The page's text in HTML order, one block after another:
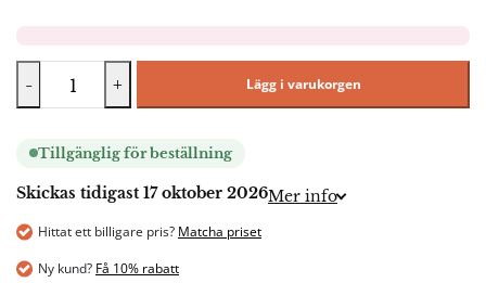
- + Lägg i varukorgen
Tillgänglig för beställning
Skickas tidigast 17 oktober 2026Mer info
Hittat ett billigare pris? Matcha priset
Ny kund? Få 10% rabatt